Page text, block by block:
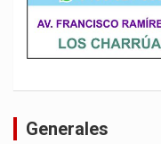
Generales